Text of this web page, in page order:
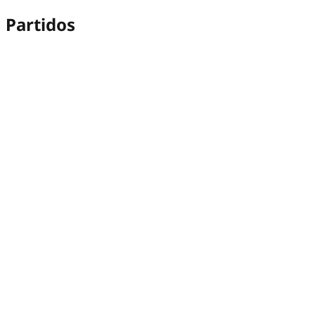
Partidos